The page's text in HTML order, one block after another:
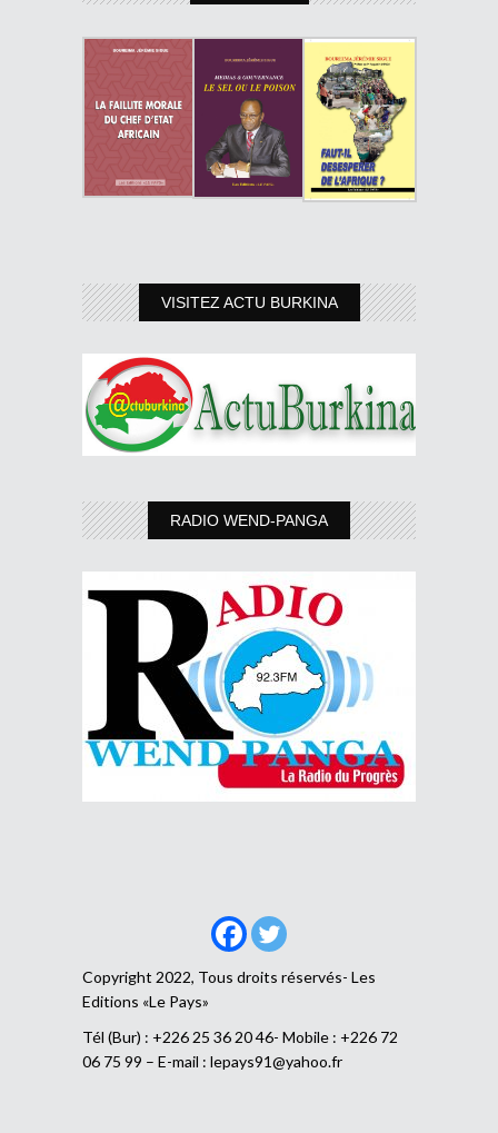
VISITEZ ACTU BURKINA
RADIO WEND-PANGA
Copyright 2022, Tous droits réservés- Les
Editions «Le Pays»
Tél (Bur) : +226 25 36 20 46- Mobile : +226 72
06 75 99 – E-mail : lepays91@yahoo.fr